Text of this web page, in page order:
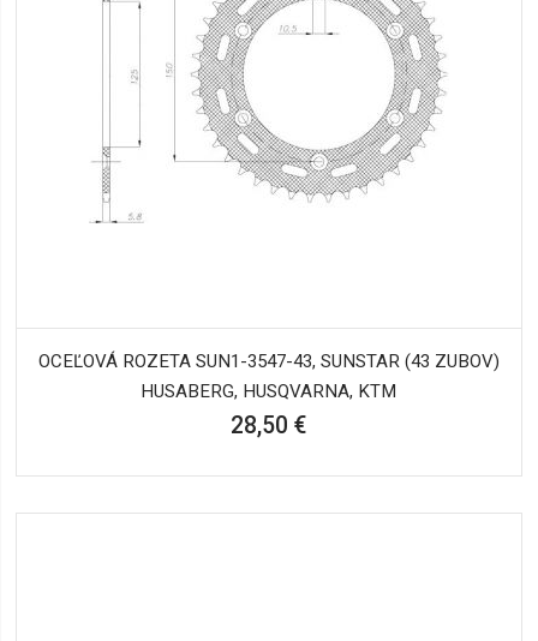
OCEĽOVÁ ROZETA SUN1-3547-43, SUNSTAR (43 ZUBOV)
HUSABERG, HUSQVARNA, KTM
28,50 €